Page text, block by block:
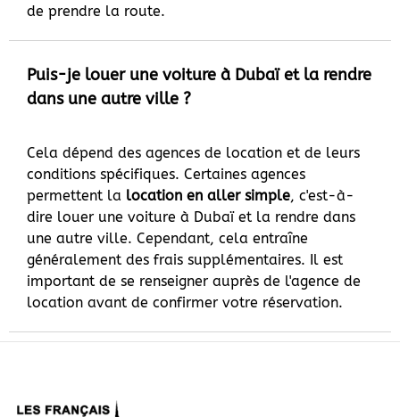
de prendre la route.
Puis-je louer une voiture à Dubaï et la rendre
dans une autre ville ?
Cela dépend des agences de location et de leurs
conditions spécifiques. Certaines agences
permettent la location en aller simple, c'est-à-
dire louer une voiture à Dubaï et la rendre dans
une autre ville. Cependant, cela entraîne
généralement des frais supplémentaires. Il est
important de se renseigner auprès de l'agence de
location avant de confirmer votre réservation.